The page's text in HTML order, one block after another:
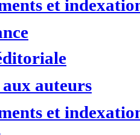
et
aux auteurs
et